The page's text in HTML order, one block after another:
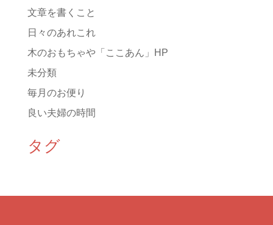
文章を書くこと
日々のあれこれ
木のおもちゃや「ここあん」HP
未分類
毎月のお便り
良い夫婦の時間
タグ